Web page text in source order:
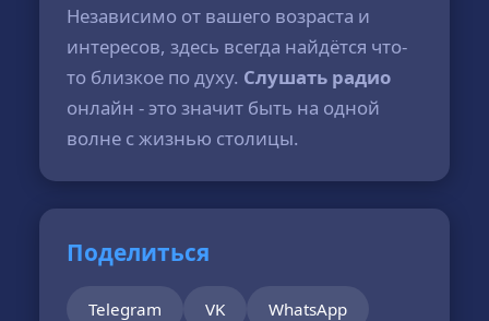
Независимо от вашего возраста и
интересов, здесь всегда найдётся что-
то близкое по духу. Слушать радио
онлайн - это значит быть на одной
волне с жизнью столицы.
Поделиться
Telegram VK WhatsApp